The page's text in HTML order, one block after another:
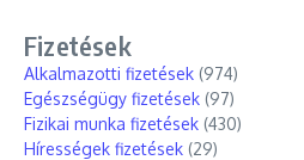
Fizetések
Alkalmazotti fizetések (974)
Egészségügy fizetések (97)
Fizikai munka fizetések (430)
Hírességek fizetések (29)